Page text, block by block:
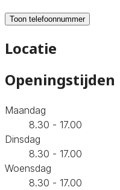
Toon telefoonnummer
Locatie
Openingstijden
Maandag
8.30 - 17.00
Dinsdag
8.30 - 17.00
Woensdag
8.30 - 17.00